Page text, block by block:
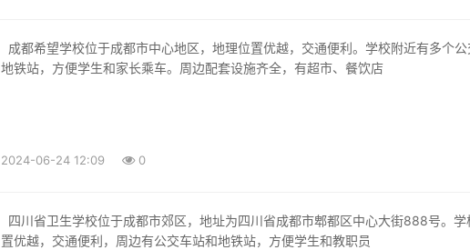
地铁站，方便学生和家长乘车。周边配套设施齐全，有超市、餐饮店
2024-06-24 12:09 0
置优越，交通便利，周边有公交车站和地铁站，方便学生和教职员